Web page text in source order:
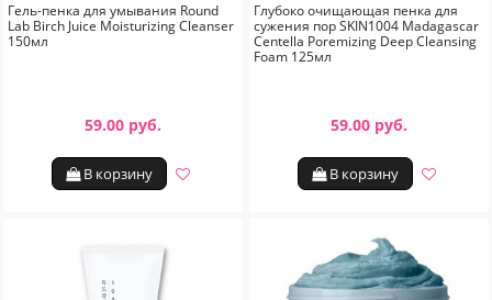
Гель-пенка для умывания Round
Lab Birch Juice Moisturizing Cleanser
150мл
59.00 руб.
В корзину
Глубоко очищающая пенка для
сужения пор SKIN1004 Madagascar
Centella Poremizing Deep Cleansing
Foam 125мл
59.00 руб.
В корзину